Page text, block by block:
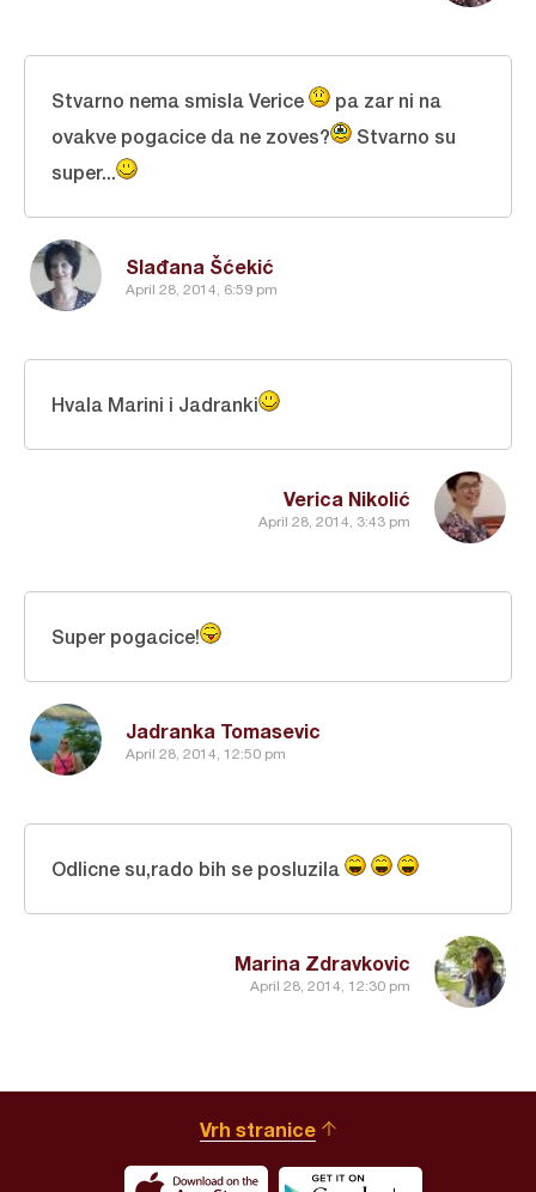
Slađana Šćekić
April 28, 2014, 6:59 pm
Stvarno nema smisla Verice
pa zar ni na
ovakve pogacice da ne zoves?
Stvarno su
super...
Verica Nikolić
April 28, 2014, 3:43 pm
Hvala Marini i Jadranki
Jadranka Tomasevic
April 28, 2014, 12:50 pm
Super pogacice!
Marina Zdravkovic
April 28, 2014, 12:30 pm
Odlicne su,rado bih se posluzila
Vrh stranice